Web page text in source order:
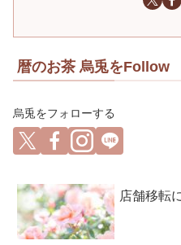
暦のお茶 烏兎をFollow
烏兎をフォローする
店舗移転